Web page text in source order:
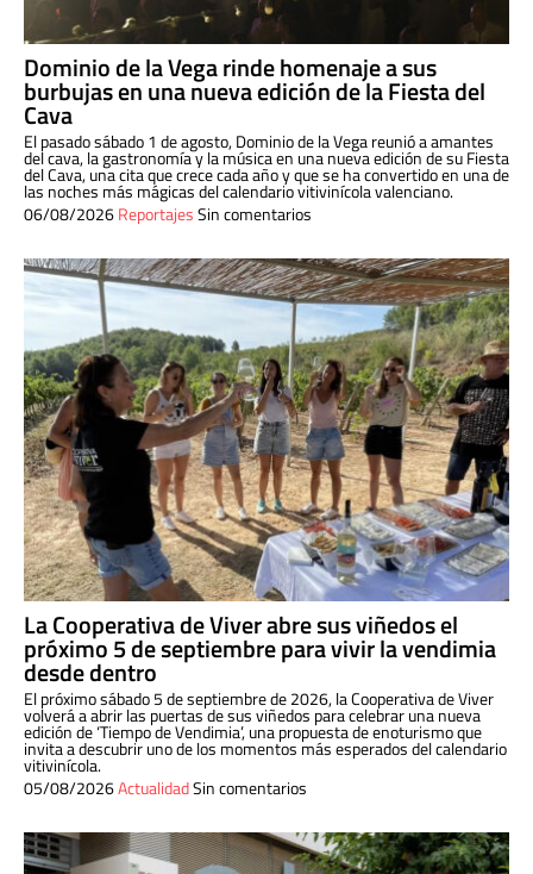
Dominio de la Vega rinde homenaje a sus
burbujas en una nueva edición de la Fiesta del
Cava
El pasado sábado 1 de agosto, Dominio de la Vega reunió a amantes
del cava, la gastronomía y la música en una nueva edición de su Fiesta
del Cava, una cita que crece cada año y que se ha convertido en una de
las noches más mágicas del calendario vitivinícola valenciano.
06/08/2026ReportajesSin comentarios
La Cooperativa de Viver abre sus viñedos el
próximo 5 de septiembre para vivir la vendimia
desde dentro
El próximo sábado 5 de septiembre de 2026, la Cooperativa de Viver
volverá a abrir las puertas de sus viñedos para celebrar una nueva
edición de ‘Tiempo de Vendimia’, una propuesta de enoturismo que
invita a descubrir uno de los momentos más esperados del calendario
vitivinícola.
05/08/2026ActualidadSin comentarios